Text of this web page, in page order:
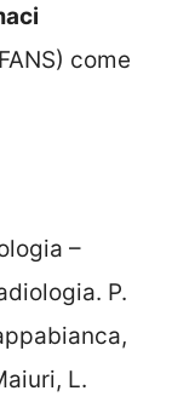
come
–
P.
L.